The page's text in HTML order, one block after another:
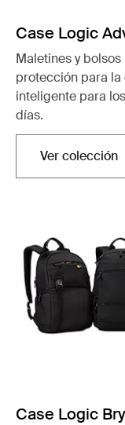
Case Logic
Maletines y
protección para
inteligente para
días.
Ver colección
Se abre
Case Logic